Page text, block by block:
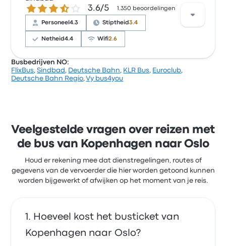
tevreden over het personeel en de stoelen, maar
3.6 van de 5 sterren
3.6/5 1.350 beoordelingen
Personeel4.3 Stiptheid3.4
Netheid4.4 Wifi2.6
Op basis van 1350 beoordelingen heeft het bedrijf
€ 58
Busbedrijven NO:
FlixBus,Sindbad , Deutsche Bahn, KLR Bus, Euroclub,
Deutsche Bahn Regio,Vy bus4you
Veelgestelde vragen over reizen met
de bus van Kopenhagen naar Oslo
Houd er rekening mee dat dienstregelingen, routes of
gegevens van de vervoerder die hier worden getoond kunnen
worden bijgewerkt of afwijken op het moment van je reis.
Hoeveel kost het busticket van
Kopenhagen naar Oslo?